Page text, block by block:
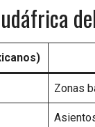
Zonas